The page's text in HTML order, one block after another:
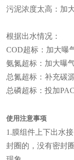
污泥浓度太高：加
根据出水情况：
COD超标：加大曝
氨氮超标：加大曝
总氮超标：补充碳
总磷超标：投加
使用注意事项
1.膜组件上下出水
封圈的，没有密封